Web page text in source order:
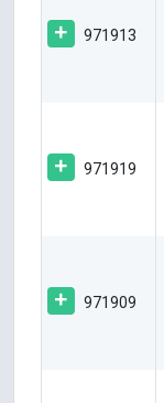
971913
971919
971909